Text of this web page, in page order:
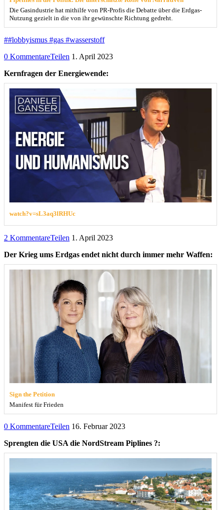
Die Gasindustrie hat mithilfe von PR-Profis die Debatte über die Erdgas-
Nutzung gezielt in die von ihr gewünschte Richtung gedreht.
##lobbyismus #gas #wasserstoff
0 KommentareTeilen 1. April 2023
Kernfragen der Energiewende:
watch?v=sL3aq3lRHUc
2 KommentareTeilen 1. April 2023
Der Krieg ums Erdgas endet nicht durch immer mehr Waffen:
Sign the Petition
Manifest für Frieden
0 KommentareTeilen 16. Februar 2023
Sprengten die USA die NordStream Piplines ?: